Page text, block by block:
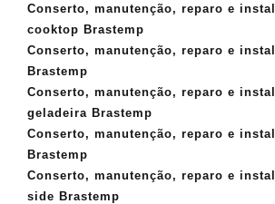
Conserto, manutenção, reparo e
cooktop Brastemp
Conserto, manutenção, reparo e
Brastemp
Conserto, manutenção, reparo e
geladeira Brastemp
Conserto, manutenção, reparo e
Brastemp
Conserto, manutenção, reparo e
side Brastemp